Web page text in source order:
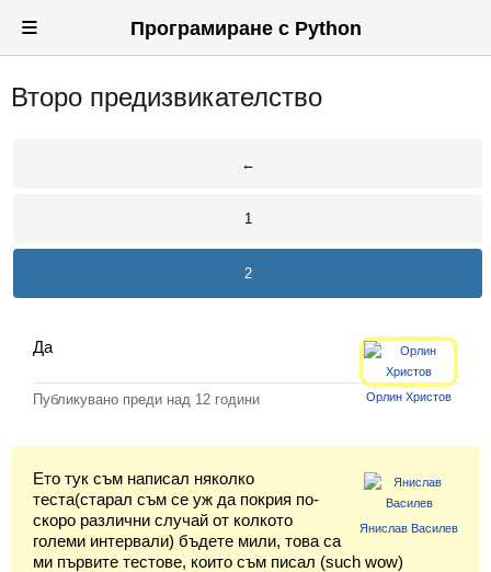
Вход
Форуми
Класация
Екип
≡ Програмиране с Python
Второ предизвикателство
←
1
2
Орлин Христов
Да
Публикувано преди над 12 години
Янислав Василев
Ето тук съм написал няколко
теста(старал съм се уж да покрия по-
скоро различни случай от колкото
големи интервали) бъдете мили, това са
ми първите тестове, които съм писал (such wow)